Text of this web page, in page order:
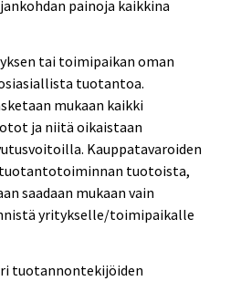
painoja kaikkina
tai toimipaikan oman
tuotantoa.
mukaan kaikki
ja niitä oikaistaan
Kauppatavaroiden
tuotoista,
saadaan mukaan vain
yritykselle/toimipaikalle
tuotannontekijöiden